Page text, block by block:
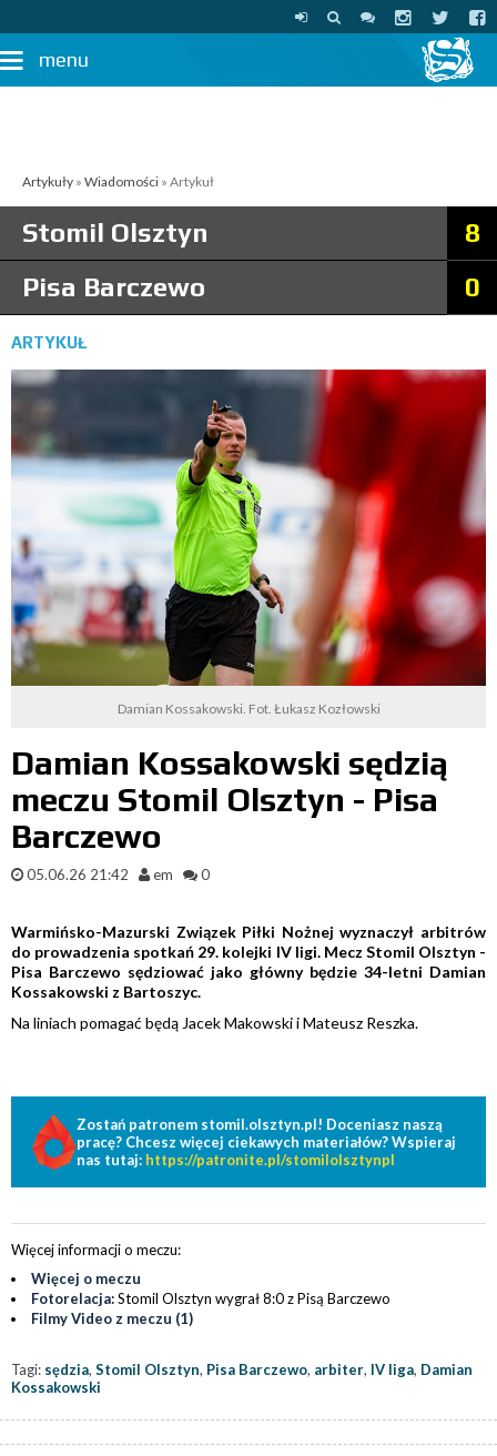
menu
Artykuły » Wiadomości » Artykuł
Stomil Olsztyn
8
Pisa Barczewo
0
ARTYKUŁ
Damian Kossakowski. Fot. Łukasz Kozłowski
Damian Kossakowski sędzią
meczu Stomil Olsztyn - Pisa
Barczewo
05.06.26 21:42 em 0
Warmińsko-Mazurski Związek Piłki Nożnej wyznaczył arbitrów
do prowadzenia spotkań 29. kolejki IV ligi. Mecz Stomil Olsztyn -
Pisa Barczewo sędziować jako główny będzie 34-letni Damian
Kossakowski z Bartoszyc.
Na liniach pomagać będą Jacek Makowski i Mateusz Reszka.
Zostań patronem stomil.olsztyn.pl! Doceniasz naszą
pracę? Chcesz więcej ciekawych materiałów? Wspieraj
nas tutaj: https://patronite.pl/stomilolsztynpl
Więcej informacji o meczu:
Więcej o meczu
Fotorelacja:Stomil Olsztyn wygrał 8:0 z Pisą Barczewo
Filmy Video z meczu (1)
Tagi: sędzia, Stomil Olsztyn, Pisa Barczewo, arbiter, IV liga, Damian
Kossakowski